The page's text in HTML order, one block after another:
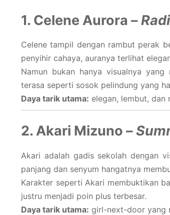
1. Celene Aurora –
Celene tampil dengan rambut perak
penyihir cahaya, auranya terlihat
Namun bukan hanya visualnya
terasa seperti sosok pelindung yang
Daya tarik utama: elegan, lembut, dan
2. Akari Mizuno –
Akari adalah gadis sekolah dengan
panjang dan senyum hangatnya
Karakter seperti Akari membuktikan
justru menjadi poin plus terbesar.
Daya tarik utama: girl-next-door yang